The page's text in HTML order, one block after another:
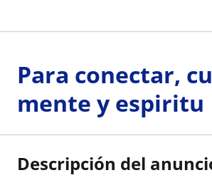
Para conectar,
mente y espiritu
Descripción del